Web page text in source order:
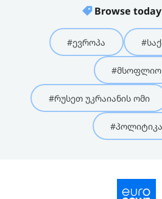
Browse
#ევროპა
#მსოფლიო
#რუსეთ უკრაიანის ომი
#პოლიტიკა